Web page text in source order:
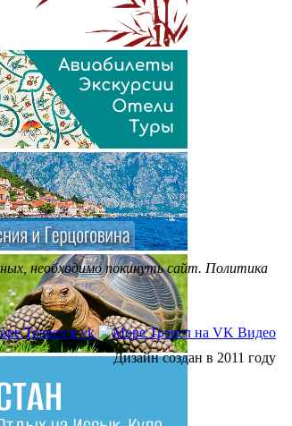
необходимо покинуть сайт. Политика
Дизайн создан в 2011 году